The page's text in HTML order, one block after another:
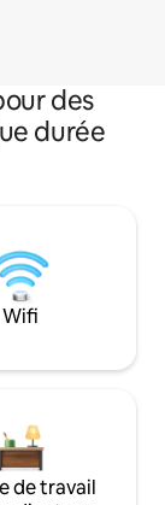
des
durée
Wifi
de travail